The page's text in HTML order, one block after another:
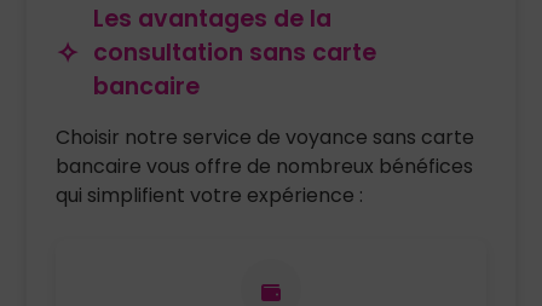
Les avantages de la
consultation sans carte
bancaire
Choisir notre service de voyance sans carte
bancaire vous offre de nombreux bénéfices
qui simplifient votre expérience :